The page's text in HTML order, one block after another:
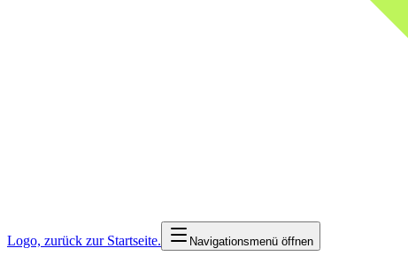
Logo, zurück zur Startseite. Navigationsmenü öffnen